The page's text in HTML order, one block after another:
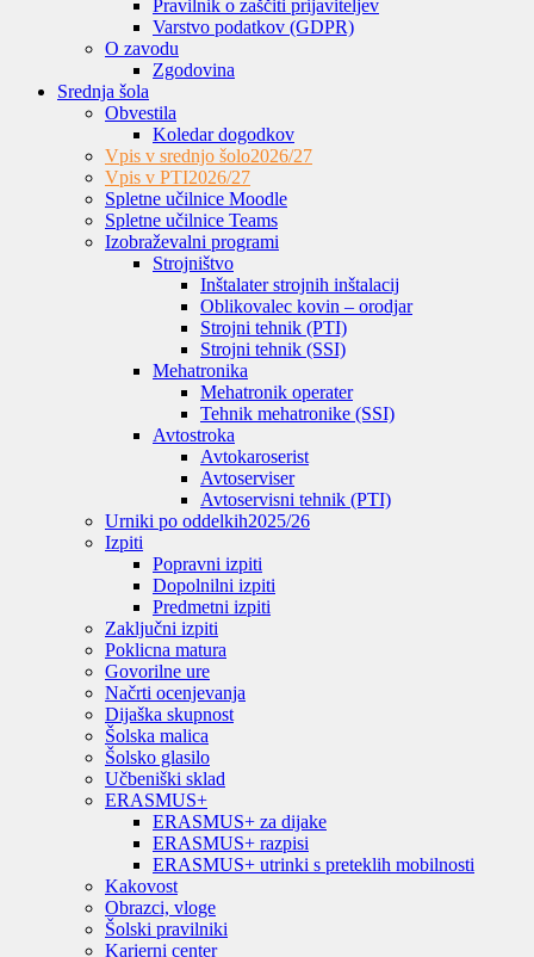
Pravilnik o zaščiti prijaviteljev
Varstvo podatkov (GDPR)
O zavodu
Zgodovina
Srednja šola
Obvestila
Koledar dogodkov
Vpis v srednjo šolo2026/27
Vpis v PTI2026/27
Spletne učilnice Moodle
Spletne učilnice Teams
Izobraževalni programi
Strojništvo
Inštalater strojnih inštalacij
Oblikovalec kovin – orodjar
Strojni tehnik (PTI)
Strojni tehnik (SSI)
Mehatronika
Mehatronik operater
Tehnik mehatronike (SSI)
Avtostroka
Avtokaroserist
Avtoserviser
Avtoservisni tehnik (PTI)
Urniki po oddelkih2025/26
Izpiti
Popravni izpiti
Dopolnilni izpiti
Predmetni izpiti
Zaključni izpiti
Poklicna matura
Govorilne ure
Načrti ocenjevanja
Dijaška skupnost
Šolska malica
Šolsko glasilo
Učbeniški sklad
ERASMUS+
ERASMUS+ za dijake
ERASMUS+ razpisi
ERASMUS+ utrinki s preteklih mobilnosti
Kakovost
Obrazci, vloge
Šolski pravilniki
Karierni center